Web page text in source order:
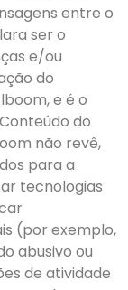
entre o
ser o
e/ou
do
e é o
do
não revê,
para a
tecnologias
(por exemplo,
abusivo ou
de atividade